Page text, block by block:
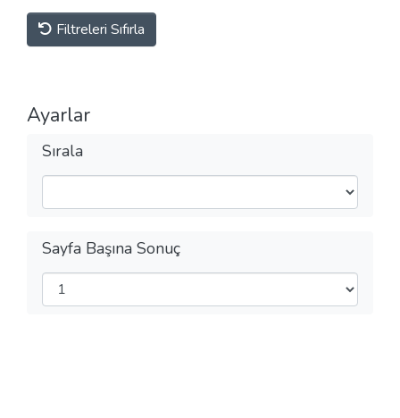
Filtreleri Sıfırla
Ayarlar
Sırala
Sayfa Başına Sonuç